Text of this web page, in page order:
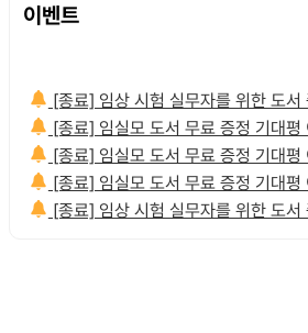
이벤트
[종료] 임상 시험 실무자를 위한 도
[종료] 임실모 도서 무료 증정 기대
[종료] 임실모 도서 무료 증정 기대
[종료] 임실모 도서 무료 증정 기대
[종료] 임상 시험 실무자를 위한 도